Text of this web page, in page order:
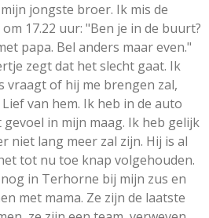
jongste broer. Ik mis de
17.22 uur: "Ben je in de buurt?
papa. Bel anders maar even."
zegt dat het slecht gaat. Ik
vraagt of hij me brengen zal,
van hem. Ik heb in de auto
in mijn maag. Ik heb gelijk
niet lang meer zal zijn. Hij is al
tot nu toe knap volgehouden.
in Terhorne bij mijn zus en
met mama. Ze zijn de laatste